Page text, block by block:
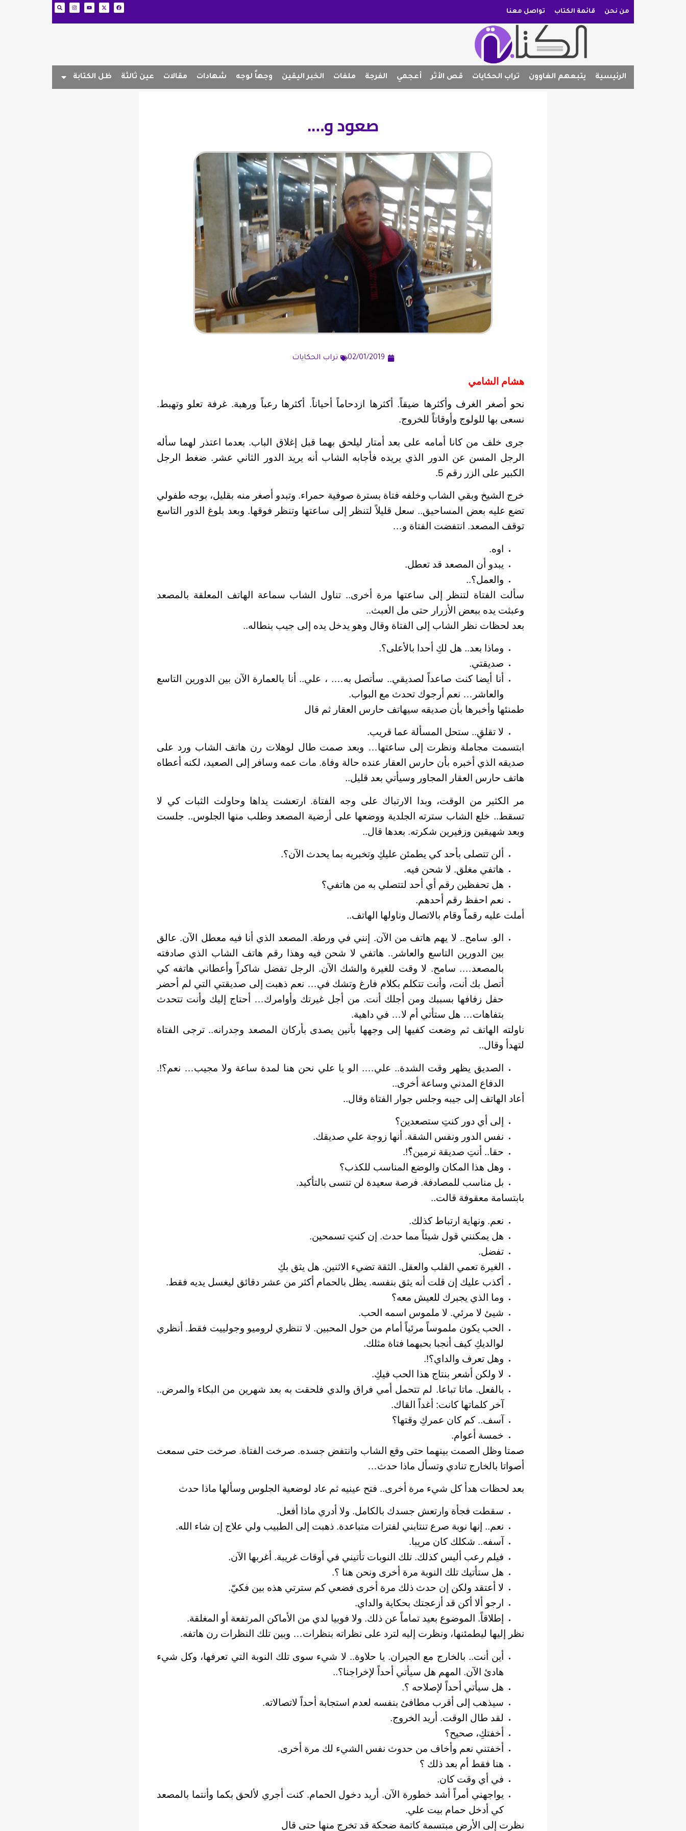
من نحن قائمة الكتاب تواصل معنا
الرئيسية يتبعهم الغاوون تراب الحكايات قص الأثر أعجمي الفرجة ملفات الخبر اليقين وجهاً لوجه شهادات مقالات عين ثالثة ظل الكتابة
صعود و….
02/01/2019 تراب الحكايات
هشام الشامي
نحو أصغر الغرف وأكثرها ضيقاً. أكثرها ازدحاماً أحياناً. أكثرها رعباً ورهبة. غرفة تعلو وتهبط.
نسعى بها للولوج وأوقاتاً للخروج.
جرى خلف من كانا أمامه على بعد أمتار ليلحق بهما قبل إغلاق الباب. بعدما اعتذر لهما سأله
الرجل المسن عن الدور الذي يريده فأجابه الشاب أنه يريد الدور الثاني عشر. ضغط الرجل
الكبير على الزر رقم 5.
خرج الشيخ وبقي الشاب وخلفه فتاة بسترة صوفية حمراء. وتبدو أصغر منه بقليل، بوجه طفولي
تضع عليه بعض المساحيق.. سعل قليلاً لتنظر إلى ساعتها وتنظر فوقها. وبعد بلوغ الدور التاسع
توقف المصعد. انتفضت الفتاة و…
اوه.
يبدو أن المصعد قد تعطل.
والعمل؟..
سألت الفتاة لتنظر إلى ساعتها مرة أخرى.. تناول الشاب سماعة الهاتف المعلقة بالمصعد
وعبثت يده ببعض الأزرار حتى مل العبث..
بعد لحظات نظر الشاب إلى الفتاة وقال وهو يدخل يده إلى جيب بنطاله..
وماذا بعد.. هل لكِ أحدا بالأعلى؟.
صديقتي.
أنا أيضا كنت صاعداً لصديقي.. سأتصل به…. ، علي.. أنا بالعمارة الآن بين الدورين التاسع
والعاشر… نعم أرجوك تحدث مع البواب.
طمنئها وأخبرها بأن صديقه سيهاتف حارس العقار ثم قال
لا تقلقِ.. ستحل المسألة عما قريب.
ابتسمت مجاملة ونظرت إلى ساعتها… وبعد صمت طال لوهلات رن هاتف الشاب ورد على
صديقه الذي أخبره بأن حارس العقار عنده حالة وفاة. مات عمه وسافر إلى الصعيد، لكنه أعطاه
هاتف حارس العقار المجاور وسيأتي بعد قليل..
مر الكثير من الوقت، وبدا الارتباك على وجه الفتاة. ارتعشت يداها وحاولت الثبات كي لا
تسقط.. خلع الشاب سترته الجلدية ووضعها على أرضية المصعد وطلب منها الجلوس.. جلست
وبعد شهيقين وزفيرين شكرته. بعدها قال..
ألن تتصلى بأحد كي يطمئن عليكِ وتخبريه بما يحدث الآن؟.
هاتفي مغلق. لا شحن فيه.
هل تحفظين رقم أي أحد لتتصلي به من هاتفي؟
نعم احفظ رقم أحدهم.
أملت عليه رقماً وقام بالاتصال وناولها الهاتف..
الو. سامح.. لا يهم هاتف من الآن. إنني في ورطة. المصعد الذي أنا فيه معطل الآن. عالق
بين الدورين التاسع والعاشر.. هاتفي لا شحن فيه وهذا رقم هاتف الشاب الذي صادفته
بالمصعد…. سامح. لا وقت للغيرة والشك الآن. الرجل تفضل شاكراً وأعطاني هاتفه كي
أتصل بك أنت، وأنت تتكلم بكلام فارغ وتشك في… نعم ذهبت إلى صديقتي التي لم أحضر
حفل زفافها بسببك ومن أجلك أنت. من أجل غيرتك وأوامرك… أحتاج إليك وأنت تتحدث
بتفاهات… هل ستأتي أم لا… في داهية.
ناولته الهاتف ثم وضعت كفيها إلى وجهها بأنين يصدى بأركان المصعد وجدرانه.. ترجى الفتاة
لتهدأ وقال..
الصديق يظهر وقت الشدة.. علي…. الو يا علي نحن هنا لمدة ساعة ولا مجيب… نعم؟!.
الدفاع المدني وساعة أخرى..
أعاد الهاتف إلى جيبه وجلس جوار الفتاة وقال..
إلى أي دور كنتِ ستصعدين؟
نفس الدور ونفس الشقة. أنها زوجة علي صديقك.
حقا.. أنتِ صديقة نرمين؟ّ!.
وهل هذا المكان والوضع المناسب للكذب؟
بل مناسب للمصادفة. فرصة سعيدة لن تنسى بالتأكيد.
بابتسامة معقوفة قالت..
نعم. ونهاية ارتباط كذلك.
هل يمكنني قول شيئاً مما حدث. إن كنتِ تسمحين.
تفضل.
الغيرة تعمي القلب والعقل. الثقة تضيء الاثنين. هل يثق بكِ
أكذب عليك إن قلت أنه يثق بنفسه. يظل بالحمام أكثر من عشر دقائق ليغسل يديه فقط.
وما الذي يجبرك للعيش معه؟
شيئ لا مرئي. لا ملموس اسمه الحب.
الحب يكون ملموساً مرئياً أمام من حول المحبين. لا تنظري لروميو وجولييت فقط. أنظري
لوالديكِ كيف أنجبا بحبهما فتاة مثلك.
وهل تعرف والداي؟!.
لا ولكن أشعر بنتاج هذا الحب فيكِ.
بالفعل. ماتا تباعا. لم تتحمل أمي فراق والدي فلحقت به بعد شهرين من البكاء والمرض..
آخر كلماتها كانت: أغداً القاك.
آسف.. كم كان عمركِ وقتها؟
خمسة أعوام.
صمتا وظل الصمت بينهما حتى وقع الشاب وانتفض جسده. صرخت الفتاة. صرخت حتى سمعت
أصواتا بالخارج تنادي وتسأل ماذا حدث…
بعد لحظات هدأ كل شيء مرة أخرى.. فتح عينيه ثم عاد لوضعية الجلوس وسألها ماذا حدث
سقطت فجأة وارتعش جسدك بالكامل. ولا أدري ماذا أفعل.
نعم.. إنها نوبة صرع تنتابني لفترات متباعدة. ذهبت إلى الطبيب ولي علاج إن شاء الله.
آسفه.. شكلك كان مريبا.
فيلم رعب أليس كذلك. تلك النوبات تأتيني في أوقات غريبة. أغربها الآن.
هل ستأتيك تلك النوبة مرة أخرى ونحن هنا ؟.
لا أعتقد ولكن إن حدث ذلك مرة أخرى فضعي كم سترتي هذه بين فكيّ.
ارجو ألا أكن قد أزعجتك بحكاية والداي.
إطلاقاً. الموضوع بعيد تماماً عن ذلك. ولا فوبيا لدي من الأماكن المرتفعة أو المغلقة.
نظر إليها ليطمئنها، ونظرت إليه لترد على نظراته بنظرات… وبين تلك النظرات رن هاتفه.
أين أنت.. بالخارج مع الجيران. يا حلاوة.. لا شيء سوى تلك النوبة التي تعرفها، وكل شيء
هادئ الآن. المهم هل سيأتي أحداً لإخراجنا؟..
هل سيأتي أحداً لإصلاحه ؟.
سيذهب إلى أقرب مطافئ بنفسه لعدم استجابة أحداً لاتصالاته.
لقد طال الوقت. أريد الخروج.
أخفتكِ، صحيح؟
أخفتني نعم وأخاف من حدوث نفس الشيء لك مرة أخرى.
هنا فقط أم بعد ذلك ؟
في أي وقت كان.
يواجهني أمراً أشد خطورة الآن. أريد دخول الحمام. كنت أجري لألحق بكما وأنتما بالمصعد
كي أدخل حمام بيت علي.
نظرت إلى الأرض مبتسمة كاتمة ضحكة قد تخرج منها حتى قال